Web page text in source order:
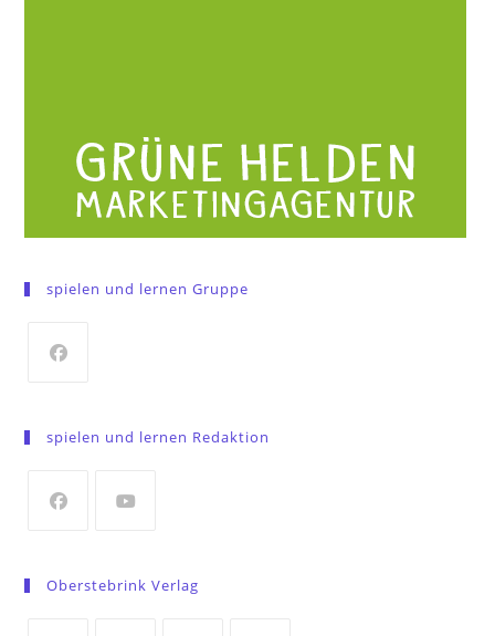
spielen und lernen Gruppe
a
tab
spielen und lernen Redaktion
a
Oberstebrink Verlag